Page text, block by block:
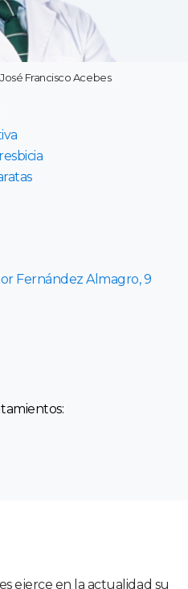
Francisco Acebes
Fernández Almagro, 9
ejerce en la actualidad su